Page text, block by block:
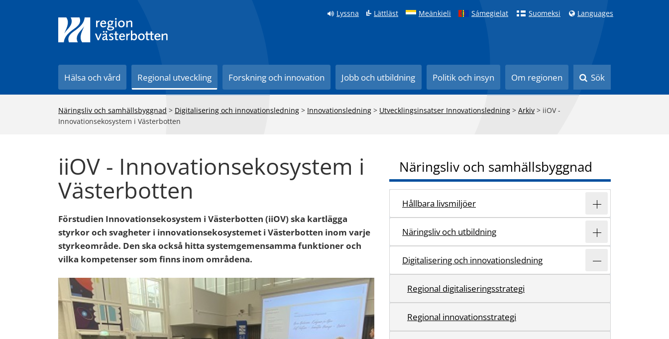
Lyssna Lättläst Meänkieli Sámegielat Suomeksi Languages
Hälsa och vård Regional utveckling Forskning och innovation Jobb och utbildning Politik och insyn Om regionen Sök
Näringsliv och samhällsbyggnad > Digitalisering och innovationsledning > Innovationsledning > Utvecklingsinsatser Innovationsledning > Arkiv > iiOV -
Innovationsekosystem i Västerbotten
iiOV - Innovationsekosystem i
Västerbotten
Förstudien Innovationsekosystem i Västerbotten (iiOV) ska kartlägga
styrkor och svagheter i innovationsekosystemet i Västerbotten inom varje
styrkeområde. Den ska också hitta systemgemensamma funktioner och
vilka kompetenser som finns inom områdena.
Näringsliv och samhällsbyggnad
Hållbara livsmiljöer
Näringsliv och utbildning
Digitalisering och innovationsledning
Regional digitaliseringsstrategi
Regional innovationsstrategi